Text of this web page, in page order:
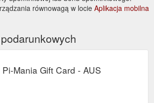
równowagą w locie Aplikacja mobilna
Mania Gift Card - AUS